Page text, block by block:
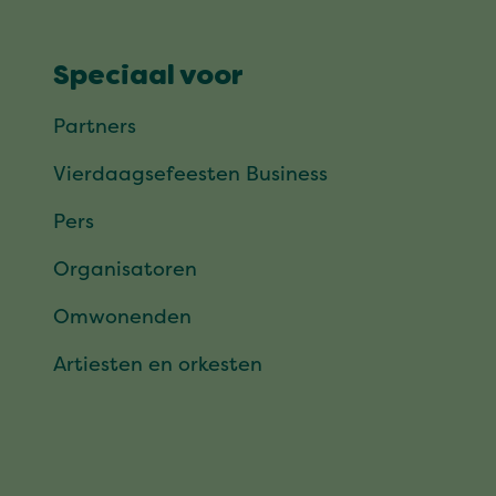
Speciaal voor
Partners
Vierdaagsefeesten Business
Pers
Organisatoren
Omwonenden
Artiesten en orkesten